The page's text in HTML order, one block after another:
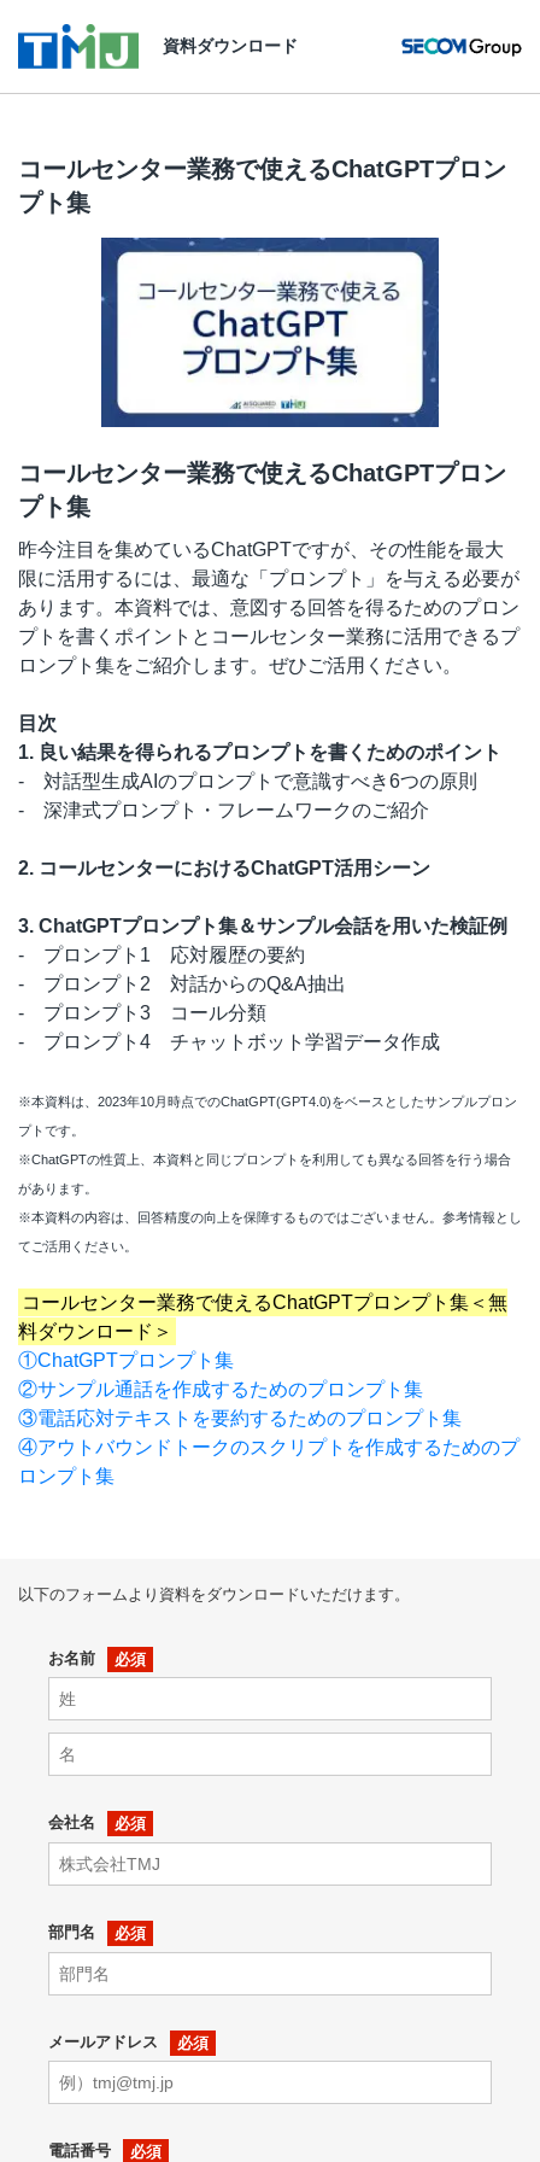
資料ダウンロード
以下のフォームより資料をダウンロードいただけます。
お名前
会社名
部門名
メールアドレス
電話番号
コールセンター業務で使えるChatGPTプロン
プト集
コールセンター業務で使えるChatGPTプロン
プト集
昨今注目を集めているChatGPTですが、その性能を最大
限に活用するには、最適な「プロンプト」を与える必要が
あります。本資料では、意図する回答を得るためのプロン
プトを書くポイントとコールセンター業務に活用できるプ
ロンプト集をご紹介します。ぜひご活用ください。
目次
1. 良い結果を得られるプロンプトを書くためのポイント
- 対話型生成AIのプロンプトで意識すべき6つの原則
- 深津式プロンプト・フレームワークのご紹介
2. コールセンターにおけるChatGPT活用シーン
3. ChatGPTプロンプト集＆サンプル会話を用いた検証例
- プロンプト1 応対履歴の要約
- プロンプト2 対話からのQ&A抽出
- プロンプト3 コール分類
- プロンプト4 チャットボット学習データ作成
※本資料は、2023年10月時点でのChatGPT(GPT4.0)をベースとしたサンプルプロン
プトです。
※ChatGPTの性質上、本資料と同じプロンプトを利用しても異なる回答を行う場合
があります。
※本資料の内容は、回答精度の向上を保障するものではございません。参考情報とし
てご活用ください。
コールセンター業務で使えるChatGPTプロンプト集＜無
料ダウンロード＞
①ChatGPTプロンプト集
②サンプル通話を作成するためのプロンプト集
③電話応対テキストを要約するためのプロンプト集
④アウトバウンドトークのスクリプトを作成するためのプ
ロンプト集